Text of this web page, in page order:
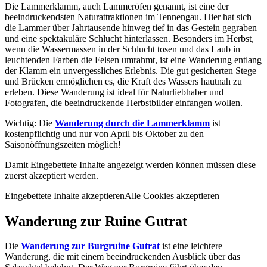
Die Lammerklamm, auch Lammeröfen genannt, ist eine der
beeindruckendsten Naturattraktionen im Tennengau. Hier hat sich
die Lammer über Jahrtausende hinweg tief in das Gestein gegraben
und eine spektakuläre Schlucht hinterlassen. Besonders im Herbst,
wenn die Wassermassen in der Schlucht tosen und das Laub in
leuchtenden Farben die Felsen umrahmt, ist eine Wanderung entlang
der Klamm ein unvergessliches Erlebnis. Die gut gesicherten Stege
und Brücken ermöglichen es, die Kraft des Wassers hautnah zu
erleben. Diese Wanderung ist ideal für Naturliebhaber und
Fotografen, die beeindruckende Herbstbilder einfangen wollen.
Wichtig: Die Wanderung durch die Lammerklamm ist
kostenpflichtig und nur von April bis Oktober zu den
Saisonöffnungszeiten möglich!
Damit Eingebettete Inhalte angezeigt werden können müssen diese
zuerst akzeptiert werden.
Eingebettete Inhalte akzeptierenAlle Cookies akzeptieren
Wanderung zur Ruine Gutrat
Die Wanderung zur Burgruine Gutratist eine leichtere
Wanderung, die mit einem beeindruckenden Ausblick über das